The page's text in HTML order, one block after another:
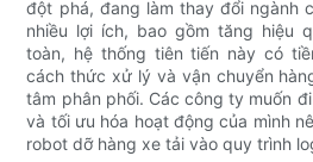
đột phá, đang làm thay đổi ngành
nhiều lợi ích, bao gồm tăng hiệu
toàn, hệ thống tiên tiến này có
cách thức xử lý và vận chuyển
tâm phân phối. Các công ty muốn
và tối ưu hóa hoạt động của mình
robot dỡ hàng xe tải vào quy trình